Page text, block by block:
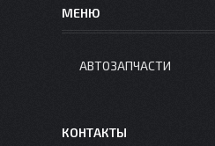
АВТОЗАПЧАСТИ
КОНТАКТЫ